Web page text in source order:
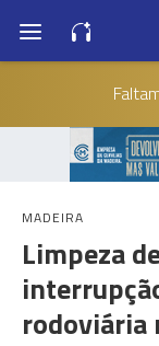
MADEIRA
Limpeza
rodoviária